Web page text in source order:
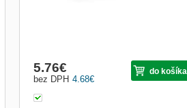
4.68€
bez DPH
5.76€ do košíka